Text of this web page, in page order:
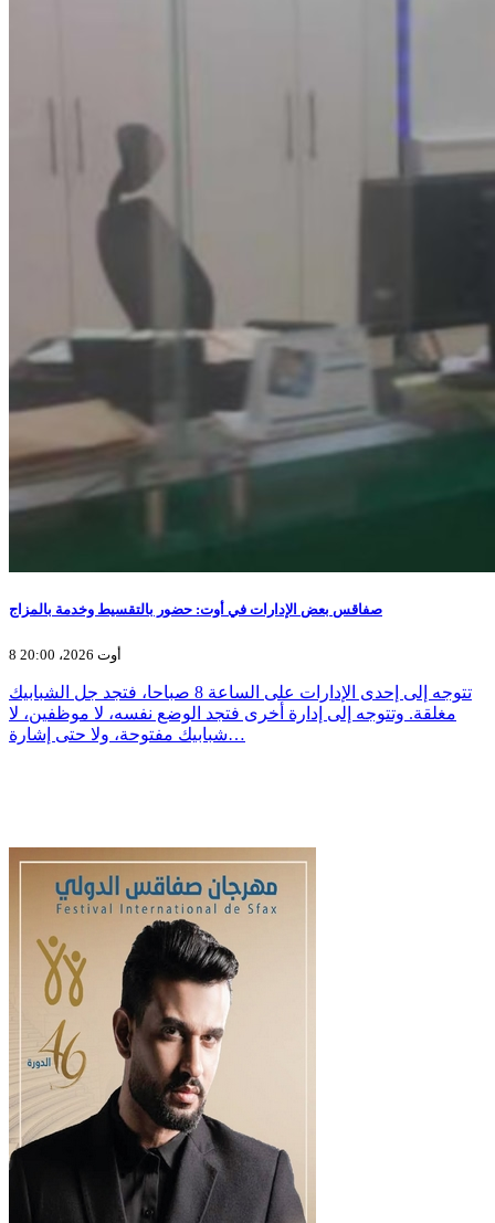
صفاقس بعض الإدارات في أوت: حضور بالتقسيط وخدمة بالمزاج
8 أوت 2026، 20:00
تتوجه إلى إحدى الإدارات على الساعة 8 صباحا، فتجد جل الشبابيك
مغلقة. وتتوجه إلى إدارة أخرى فتجد الوضع نفسه، لا موظفين، لا
شبابيك مفتوحة، ولا حتى إشارة…